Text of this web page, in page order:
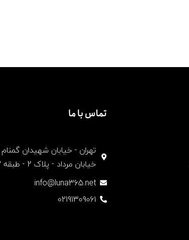
تماس با ما
تهران - خیابان شهیدان
خیابان مرداد - پلاک 2 - طبقه 2
info@luna365.net
02191309061